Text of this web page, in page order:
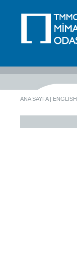
ANA SAYFA| ENGLISH